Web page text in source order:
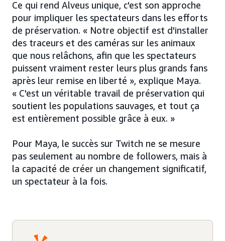
Ce qui rend Alveus unique, c'est son approche
pour impliquer les spectateurs dans les efforts
de préservation. « Notre objectif est d'installer
des traceurs et des caméras sur les animaux
que nous relâchons, afin que les spectateurs
puissent vraiment rester leurs plus grands fans
après leur remise en liberté », explique Maya.
« C'est un véritable travail de préservation qui
soutient les populations sauvages, et tout ça
est entièrement possible grâce à eux. »
Pour Maya, le succès sur Twitch ne se mesure
pas seulement au nombre de followers, mais à
la capacité de créer un changement significatif,
un spectateur à la fois.